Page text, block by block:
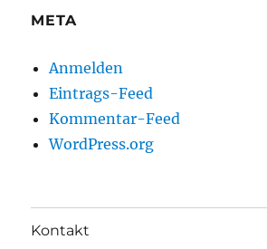
META
Anmelden
Eintrags-Feed
Kommentar-Feed
WordPress.org
Kontakt